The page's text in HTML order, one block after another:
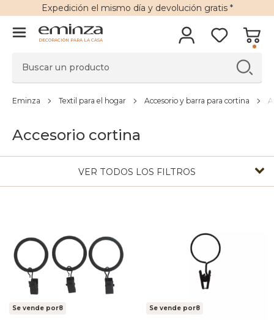
Expedición el mismo día y devolución gratis*
DECORACIÓN PARA LA CASA
Eminza Textil para el hogar Accesorio y barra para cortina
Accesorio cortina
VER TODOS LOS FILTROS
Se vende por8 Se vende por8